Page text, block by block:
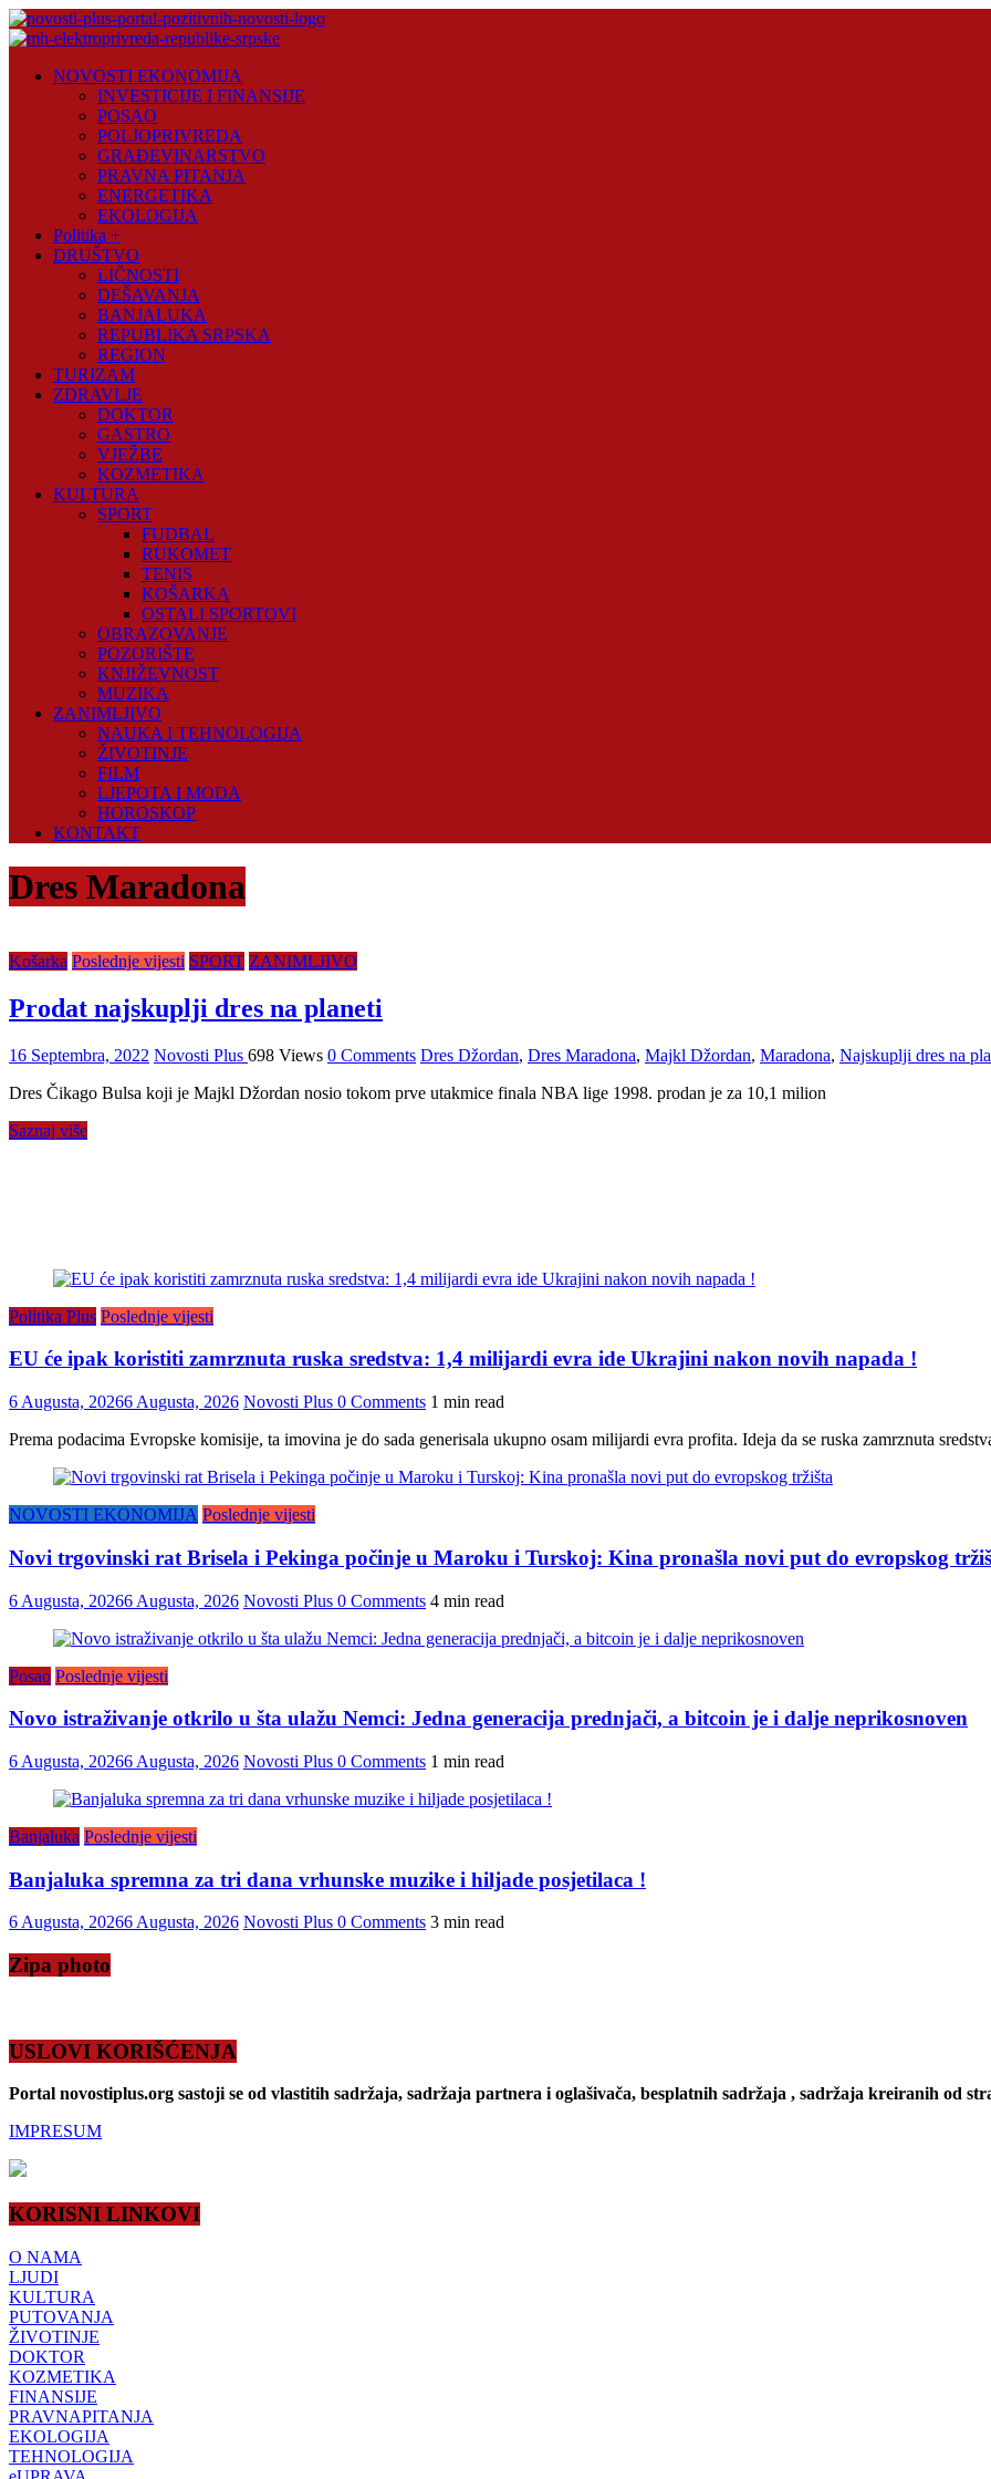
Skip
to
Plus
NOVOSTI EKONOMIJA
INVESTICIJE I FINANSIJE
POSAO
POLJOPRIVREDA
GRAĐEVINARSTVO
PRAVNA PITANJA
ENERGETIKA
EKOLOGIJA
Politika +
DRUŠTVO
LIČNOSTI
DEŠAVANJA
BANJALUKA
REPUBLIKA SRPSKA
REGION
TURIZAM
ZDRAVLJE
DOKTOR
GASTRO
VJEŽBE
KOZMETIKA
KULTURA
SPORT
FUDBAL
RUKOMET
TENIS
KOŠARKA
OSTALI SPORTOVI
OBRAZOVANJE
POZORIŠTE
KNJIŽEVNOST
MUZIKA
ZANIMLJIVO
NAUKA I TEHNOLOGIJA
ŽIVOTINJE
FILM
LJEPOTA I MODA
HOROSKOP
KONTAKT
Dres Maradona
Košarka Poslednje vijesti SPORT ZANIMLJIVO
Prodat najskuplji dres na planeti
16 Septembra, 2022 Novosti Plus 698 Views 0 Comments Dres Džordan, Dres Maradona, Majkl Džordan, Maradona, Najskuplji dres na
Dres Čikago Bulsa koji je Majkl Džordan nosio tokom prve utakmice finala NBA lige 1998. prodan je za 10,1 milion
Saznaj više
Politika Plus Poslednje vijesti
EU će ipak koristiti zamrznuta ruska sredstva: 1,4 milijardi evra ide Ukrajini nakon novih napada !
6 Augusta, 20266 Augusta, 2026 Novosti Plus 0 Comments 1 min read
Prema podacima Evropske komisije, ta imovina je do sada generisala ukupno osam milijardi evra profita. Ideja da se ruska zamrznuta
NOVOSTI EKONOMIJA Poslednje vijesti
Novi trgovinski rat Brisela i Pekinga počinje u Maroku i Turskoj: Kina pronašla novi put do evropskog
6 Augusta, 20266 Augusta, 2026 Novosti Plus 0 Comments 4 min read
Posao Poslednje vijesti
Novo istraživanje otkrilo u šta ulažu Nemci: Jedna generacija prednjači, a bitcoin je i dalje neprikosnoven
6 Augusta, 20266 Augusta, 2026 Novosti Plus 0 Comments 1 min read
Banjaluka Poslednje vijesti
Banjaluka spremna za tri dana vrhunske muzike i hiljade posjetilaca !
6 Augusta, 20266 Augusta, 2026 Novosti Plus 0 Comments 3 min read
Zipa photo
USLOVI KORIŠĆENJA
Portal novostiplus.org sastoji se od vlastitih sadržaja, sadržaja partnera i oglašivača, besplatnih sadržaja , sadržaja kreiranih od
IMPRESUM
KORISNI LINKOVI
O NAMA
LJUDI
KULTURA
PUTOVANJA
ŽIVOTINJE
DOKTOR
KOZMETIKA
FINANSIJE
PRAVNAPITANJA
EKOLOGIJA
TEHNOLOGIJA